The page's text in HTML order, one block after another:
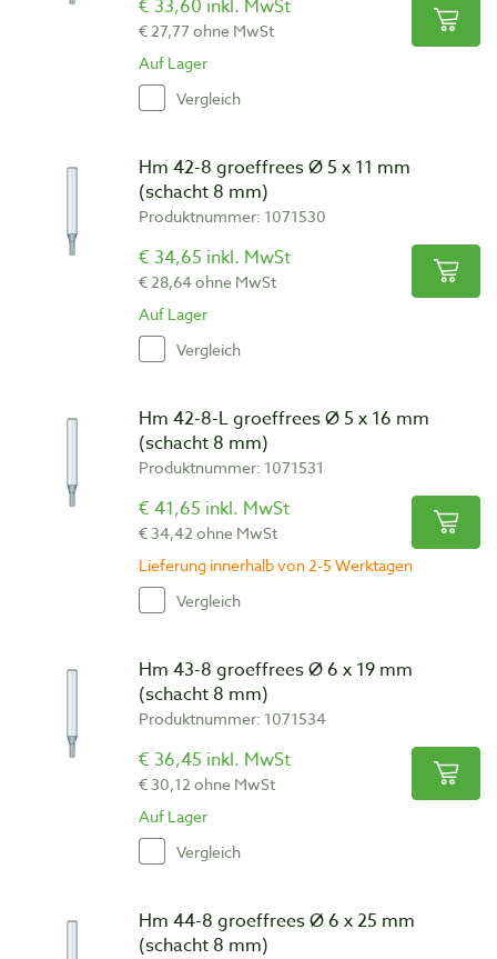
€ 33,60 inkl. MwSt
€ 27,77 ohne MwSt
Auf Lager
Vergleich
Hm 42-8 groeffrees Ø 5 x 11 mm
(schacht 8 mm)
Produktnummer: 1071530
€ 34,65 inkl. MwSt
€ 28,64 ohne MwSt
Auf Lager
Vergleich
Hm 42-8-L groeffrees Ø 5 x 16 mm
(schacht 8 mm)
Produktnummer: 1071531
€ 41,65 inkl. MwSt
€ 34,42 ohne MwSt
Lieferung innerhalb von 2-5 Werktagen
Vergleich
Hm 43-8 groeffrees Ø 6 x 19 mm
(schacht 8 mm)
Produktnummer: 1071534
€ 36,45 inkl. MwSt
€ 30,12 ohne MwSt
Auf Lager
Vergleich
Hm 44-8 groeffrees Ø 6 x 25 mm
(schacht 8 mm)